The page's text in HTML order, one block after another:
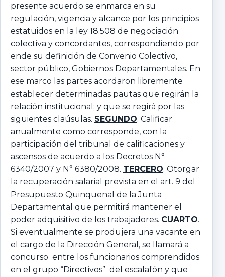
presente acuerdo se enmarca en su
regulación, vigencia y alcance por los principios
estatuidos en la ley 18.508 de negociación
colectiva y concordantes, correspondiendo por
ende su definición de Convenio Colectivo,
sector público, Gobiernos Departamentales. En
ese marco las partes acordaron libremente
establecer determinadas pautas que regirán la
relación institucional; y que se regirá por las
siguientes claúsulas. SEGUNDO. Calificar
anualmente como corresponde, con la
participación del tribunal de calificaciones y
ascensos de acuerdo a los Decretos N°
6340/2007 y N° 6380/2008. TERCERO. Otorgar
la recuperación salarial prevista en el art. 9 del
Presupuesto Quinquenal de la Junta
Departamental que permitirá mantener el
poder adquisitivo de los trabajadores. CUARTO.
Si eventualmente se produjera una vacante en
el cargo de la Dirección General, se llamará a
concurso entre los funcionarios comprendidos
en el grupo “Directivos” del escalafón y que